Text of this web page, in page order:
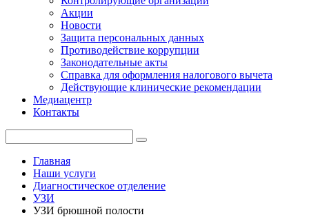
Акции
Новости
Защита персональных данных
Противодействие коррупции
Законодательные акты
Справка для оформления налогового вычета
Действующие клинические рекомендации
Медиацентр
Контакты
Главная
Наши услуги
Диагностическое отделение
УЗИ
УЗИ брюшной полости